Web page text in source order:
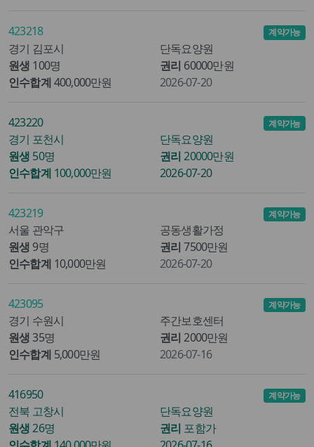
423218
경기 김포시
단독요양원
원생 100명 권리 60000만원
인수합계400,000만원
계약가능
2026-07-20
423220
경기 포천시
단독요양원
원생 50명 권리 20000만원
인수합계 100,000만원
계약가능
2026-07-20
423219
서울 관악구
공동생활가정
원생 9명 권리 7500만원
인수합계 10,000만원
계약가능
2026-07-20
423095
경기 수원시
주간보호센터
원생 35명 권리 2000만원
인수합계 5,000만원
계약가능
2026-07-16
416950
전북 고창시
단독요양원
원생 26명 권리 포함가
계약가능